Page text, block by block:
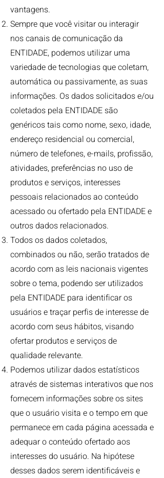
vantagens.
Sempre que você visitar ou interagir
nos canais de comunicação da
ENTIDADE, podemos utilizar uma
variedade de tecnologias que coletam,
automática ou passivamente, as suas
informações. Os dados solicitados e/ou
coletados pela ENTIDADE são
genéricos tais como nome, sexo, idade,
endereço residencial ou comercial,
número de telefones, e-mails, profissão,
atividades, preferências no uso de
produtos e serviços, interesses
pessoais relacionados ao conteúdo
acessado ou ofertado pela ENTIDADE e
outros dados relacionados.
Todos os dados coletados,
combinados ou não, serão tratados de
acordo com as leis nacionais vigentes
sobre o tema, podendo ser utilizados
pela ENTIDADE para identificar os
usuários e traçar perfis de interesse de
acordo com seus hábitos, visando
ofertar produtos e serviços de
qualidade relevante.
Podemos utilizar dados estatísticos
através de sistemas interativos que nos
fornecem informações sobre os sites
que o usuário visita e o tempo em que
permanece em cada página acessada e
adequar o conteúdo ofertado aos
interesses do usuário. Na hipótese
desses dados serem identificáveis e